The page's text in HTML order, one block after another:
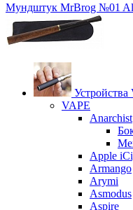
Мундштук MrBrog №01
VAPE
Anarchist
Apple
Armango
Arymi
Asmodus
Aspire